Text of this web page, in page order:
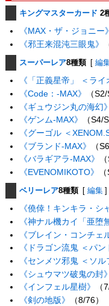
キングマスターカード 2
《MAX・ザ・ジョニー》
《邪王来混沌三眼鬼》
スーパーレア8種類 [ 編
《「正義星帝」 ＜ライ
《Code：-MAX》
（S2/
《ギュウジン丸の海幻》
《ゲンム-MAX》
（S4/
《グーゴル ＜
《ブランド-MAX》
（
《バラギアラ-MAX》
《EVENOMIKOTO》
ベリーレア8種類 [ 編集 ]
《僥倖！キンキラ・シ
《神ナル機カイ「亜堕
《ブレイン・コンチェ
《ドラゴン流鬼 ＜パン
《センメツ邪鬼 ＜ソル
《シュウマツ破鬼の封》
《インフェル星樹》
（
《剣の地版》
（8/76）